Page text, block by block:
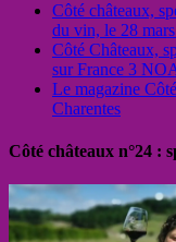
Côté châteaux,
du vin, le 28
Côté Châteaux,
sur France 3
Le magazine
Charentes
Côté châteaux n°24 :